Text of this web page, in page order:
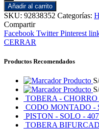
Añadir al carrito
SKU: 92838352 Categorías:
Compartir
Facebook Twitter Pinterest
CERRAR
Productos Recomendados
Producto S/
Producto S/
TOBERA -
CODO MONTADO -
PISTON - SOLO -
TOBERA